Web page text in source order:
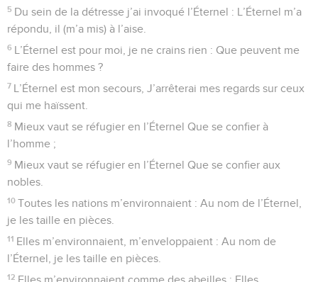
5 Du sein de la détresse j’ai invoqué l’Éternel : L’Éternel m’a
répondu, il (m’a mis) à l’aise.
6 L’Éternel est pour moi, je ne crains rien : Que peuvent me
faire des hommes ?
7 L’Éternel est mon secours, J’arrêterai mes regards sur ceux
qui me haïssent.
8 Mieux vaut se réfugier en l’Éternel Que se confier à
l’homme ;
9 Mieux vaut se réfugier en l’Éternel Que se confier aux
nobles.
10 Toutes les nations m’environnaient : Au nom de l’Éternel,
je les taille en pièces.
11 Elles m’environnaient, m’enveloppaient : Au nom de
l’Éternel, je les taille en pièces.
12 Elles m’environnaient comme des abeilles : Elles